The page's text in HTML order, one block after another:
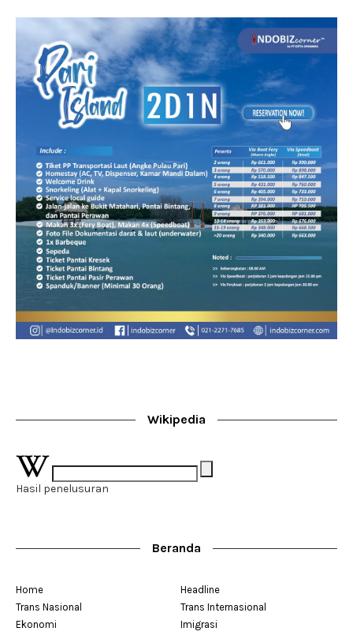
Wikipedia
Hasil penelusuran
Beranda
Home
Headline
Trans Nasional
Trans Internasional
Ekonomi
Imigrasi